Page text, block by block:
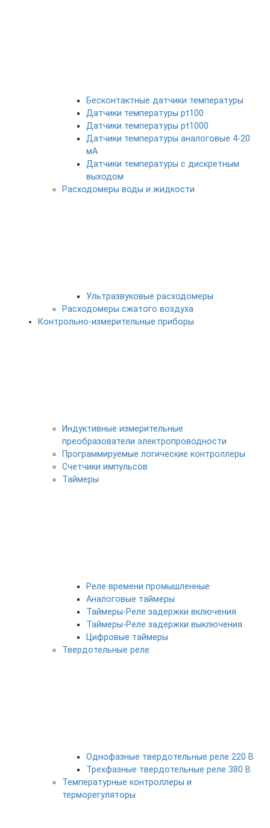
Бесконтактные датчики температуры
Датчики температуры pt100
Датчики температуры pt1000
Датчики температуры аналоговые 4-20
мА
Датчики температуры с дискретным
выходом
Расходомеры воды и жидкости
Ультразвуковые расходомеры
Расходомеры сжатого воздуха
Контрольно-измерительные приборы
Индуктивные измерительные
преобразователи электропроводности
Программируемые логические контроллеры
Счетчики импульсов
Таймеры
Реле времени промышленные
Аналоговые таймеры
Таймеры-Реле задержки включения
Таймеры-Реле задержки выключения
Цифровые таймеры
Твердотельные реле
Однофазные твердотельные реле 220 В
Трехфазные твердотельные реле 380 В
Температурные контроллеры и
терморегуляторы